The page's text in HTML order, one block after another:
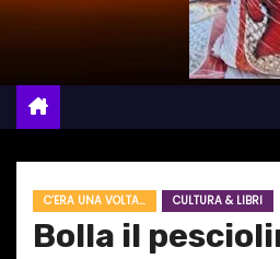
C’ERA UNA VOLTA… CULTURA & LIBRI
Bolla il